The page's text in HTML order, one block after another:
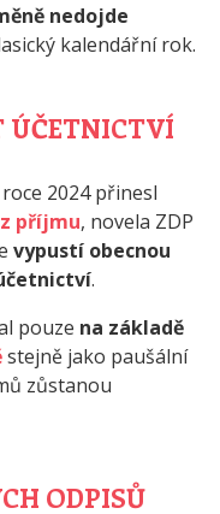
nedojde
kalendářní rok.
ÚČETNICTVÍ
2024 přinesl
příjmu, novela ZDP
vypustí obecnou
.
pouze na základě
stejně jako paušální
zůstanou
ODPISŮ